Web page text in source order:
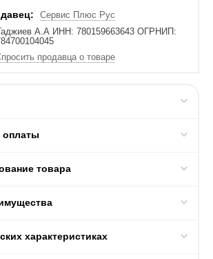
Сервис Плюс Рус
А.А ИНН: 780159663643 ОГРНИП:
продавца о товаре
оплаты
товара
характеристиках